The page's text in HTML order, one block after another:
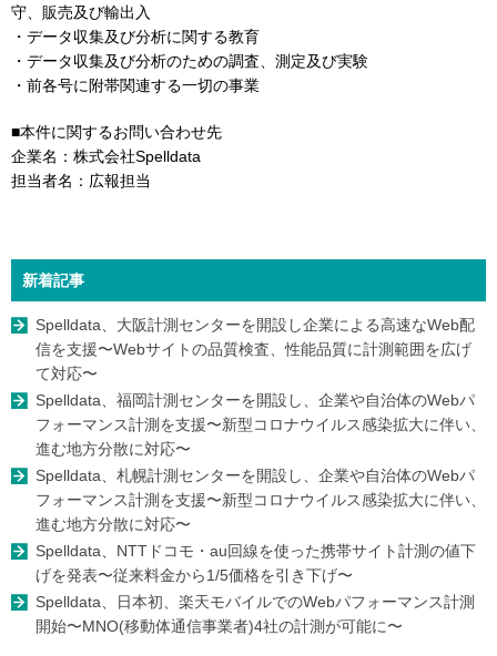
守、販売及び輸出入
・データ収集及び分析に関する教育
・データ収集及び分析のための調査、測定及び実験
・前各号に附帯関連する一切の事業
■本件に関するお問い合わせ先
企業名：株式会社Spelldata
担当者名：広報担当
新着記事
Spelldata、大阪計測センターを開設し企業による高速なWeb配
信を支援〜Webサイトの品質検査、性能品質に計測範囲を広げ
て対応〜
Spelldata、福岡計測センターを開設し、企業や自治体のWebパ
フォーマンス計測を支援〜新型コロナウイルス感染拡大に伴い、
進む地方分散に対応〜
Spelldata、札幌計測センターを開設し、企業や自治体のWebパ
フォーマンス計測を支援〜新型コロナウイルス感染拡大に伴い、
進む地方分散に対応〜
Spelldata、NTTドコモ・au回線を使った携帯サイト計測の値下
げを発表〜従来料金から1/5価格を引き下げ〜
Spelldata、日本初、楽天モバイルでのWebパフォーマンス計測
開始〜MNO(移動体通信事業者)4社の計測が可能に〜